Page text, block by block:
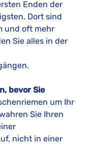
Enden der
Dort sind
und oft mehr
Sie alles in der
bevor Sie
um Ihr
Sie Ihren
nicht in einer